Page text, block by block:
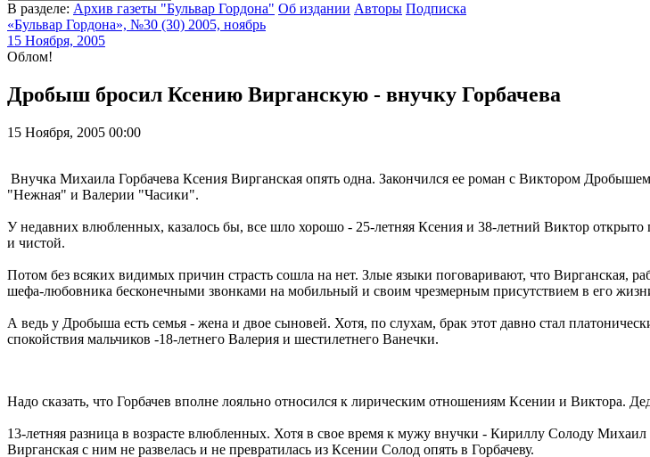
В разделе: Архив газеты "Бульвар Гордона" Об издании Авторы Подписка
«Бульвар Гордона», №30 (30) 2005, ноябрь
15 Ноября, 2005
Облом!
Дробыш бросил Ксению Вирганскую - внучку Горбачева
15 Ноября, 2005 00:00
Внучка Михаила Горбачева Ксения Вирганская опять одна. Закончился ее роман с Виктором
"Нежная" и Валерии "Часики".
У недавних влюбленных, казалось бы, все шло хорошо - 25-летняя Ксения и 38-летний Виктор
и чистой.
Потом без всяких видимых причин страсть сошла на нет. Злые языки поговаривают, что
шефа-любовника бесконечными звонками на мобильный и своим чрезмерным присутствием в его
А ведь у Дробыша есть семья - жена и двое сыновей. Хотя, по слухам, брак этот давно стал
спокойствия мальчиков -18-летнего Валерия и шестилетнего Ванечки.
Надо сказать, что Горбачев вполне лояльно относился к лирическим отношениям Ксении и Виктора.
13-летняя разница в возрасте влюбленных. Хотя в свое время к мужу внучки - Кириллу Солоду Михаил
Вирганская с ним не развелась и не превратилась из Ксении Солод опять в Горбачеву.